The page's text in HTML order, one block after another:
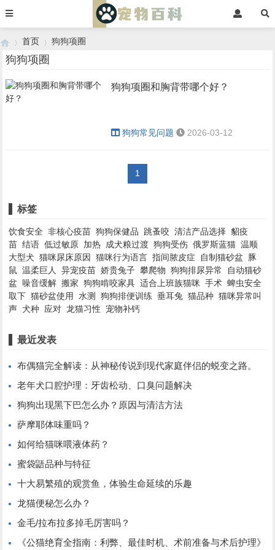
›
首页 狗狗项圈
狗狗项圈
狗狗项圈和胸背带哪个好？
狗狗常见问题 2026-03-12
1
标签
饮食安全 非核心疫苗 狗狗保健品 跳蚤咬 清洁产品选择 貂疫
苗 结语 低过敏原 加热 成犬粮过渡 狗狗受伤 俄罗斯蓝猫 温顺
大型犬 猫咪尿床原因 猫咪行为语言 指间脓皮症 自制猫砂盆
豚
鼠 温柔巨人 异宠疫苗 娇贵兔子 攀爬物 狗狗排尿异常
自动猫砂
盆
噪音缓解 搬家 狗狗啃咬家具 适合上班族猫咪 手术 蜱虫安全
取下 猫砂盆使用 水测 狗狗排便训练 垂耳兔 猫品种 猫咪异常叫
声 犬种 应对 龙猫习性 宠物补钙
最近发表
布偶猫完全解读：从神秘传说到现代家庭伴侣的蜕变之路。
老年犬口腔护理：牙齿松动、口臭问题解决
狗狗出现黑下巴怎么办？原因与清洁方法
萨摩耶体味重吗？
如何给猫咪喂液体药？
蜜袋鼯品种与特征
十大易繁殖的观赏鱼，体验生命延续的乐趣
龙猫便秘怎么办？
金毛/拉布拉多掉毛厉害吗？
《公猫绝育全指南：利弊、最佳时机、术前准备与术后护理》